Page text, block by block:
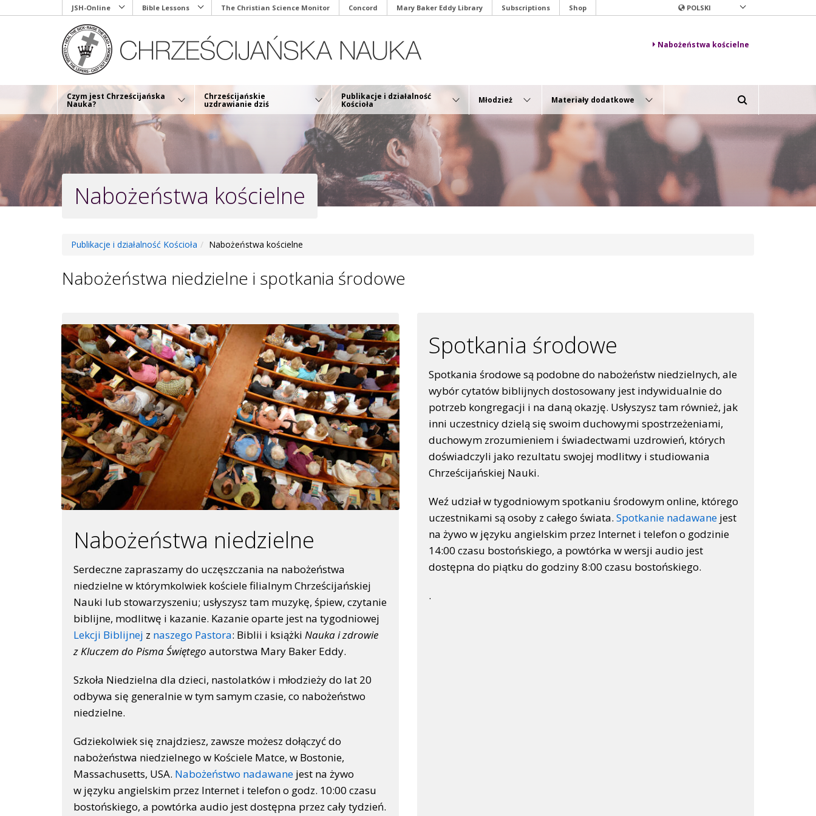
to
JSH-Online Bible Lessons The Christian Science Monitor Concord Mary Baker Eddy Library Subscriptions Shop POLSKI
Nabożeństwa kościelne
Czym jest Chrześcijańska
Nauka?
Chrześcijańskie
uzdrawianie dziś
Publikacje i działalność
Kościoła Młodzież Materiały dodatkowe
Nabożeństwa kościelne
Publikacje i działalność Kościoła Nabożeństwa kościelne
Nabożeństwa niedzielne i spotkania środowe
Nabożeństwa niedzielne
Serdeczne zapraszamy do uczęszczania na nabożeństwa
niedzielne w którymkolwiek kościele filialnym Chrześcijańskiej
Nauki lub stowarzyszeniu; usłyszysz tam muzykę, śpiew, czytanie
biblijne, modlitwę i kazanie. Kazanie oparte jest na tygodniowej
Lekcji Biblijnej z naszego Pastora: Biblii i książki Nauka i zdrowie
z Kluczem do Pisma Świętego autorstwa Mary Baker Eddy.
Szkoła Niedzielna dla dzieci, nastolatków i młodzieży do lat 20
odbywa się generalnie w tym samym czasie, co nabożeństwo
niedzielne.
Gdziekolwiek się znajdziesz, zawsze możesz dołączyć do
nabożeństwa niedzielnego w Kościele Matce, w Bostonie,
Massachusetts, USA. Nabożeństwo nadawane jest na żywo
w języku angielskim przez Internet i telefon o godz. 10:00 czasu
bostońskiego, a powtórka audio jest dostępna przez cały tydzień.
Spotkania środowe
Spotkania środowe są podobne do nabożeństw niedzielnych, ale
wybór cytatów biblijnych dostosowany jest indywidualnie do
potrzeb kongregacji i na daną okazję. Usłyszysz tam również, jak
inni uczestnicy dzielą się swoim duchowymi spostrzeżeniami,
duchowym zrozumieniem i świadectwami uzdrowień, których
doświadczyli jako rezultatu swojej modlitwy i studiowania
Chrześcijańskiej Nauki.
Weź udział w tygodniowym spotkaniu środowym online, którego
uczestnikami są osoby z całego świata. Spotkanie nadawane jest
na żywo w języku angielskim przez Internet i telefon o godzinie
14:00 czasu bostońskiego, a powtórka w wersji audio jest
dostępna do piątku do godziny 8:00 czasu bostońskiego.
.